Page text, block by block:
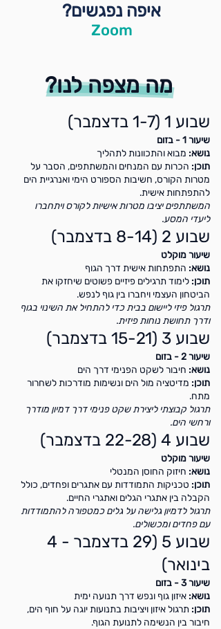
איפה נפגשים?
Zoom
מה מצפה לנו?
שבוע 1 (1-7 בדצמבר)
שיעור 1 - בזום
נושא: מבוא והתכוונות לתהליך
תוכן: הכרות עם המנחים והמשתתפים, הסבר על
מטרות הקורס, חשיבות הספורט הימי ואנרגיית הים
להתפתחות אישית.
המשתתפים יציבו מטרות אישיות לקורס ויתחברו
ליעדי המסע.
שבוע 2 (8-14 בדצמבר)
שיעור מוקלט
נושא: התפתחות אישית דרך הגוף
תוכן: לימוד תרגילים פיזיים פשוטים שיחזקו את
הביטחון העצמי ויחברו בין גוף לנפש.
תרגול פיזי ליישום בבית כדי להתחיל את השינוי בגוף
ודרך תחושת נוחות פיזית.
שבוע 3 (15-21 בדצמבר)
שיעור 2 - בזום
נושא: חיבור לשקט הפנימי דרך הים
תוכן: מדיטציה מול הים ונשימות מודרכות לשחרור
מתח.
תרגול קבוצתי ליצירת שקט פנימי דרך דמיון מודרך
ורחשי הים.
שבוע 4 (22-28 בדצמבר)
שיעור מוקלט
נושא: חיזוק החוסן המנטלי
תוכן: טכניקות התמודדות עם אתגרים ופחדים, כולל
הקבלה בין אתגרי הגלים ואתגרי החיים.
תרגול לדמיון גלישה על גלים כמטפורה להתמודדות
עם פחדים ומכשולים.
שבוע 5 (29 בדצמבר - 4
בינואר)
שיעור 3 - בזום
נושא: איזון גוף ונפש דרך תנועה ימית
תוכן: תרגול איזון ויציבות בתנועות יוגה על חוף הים,
חיבור בין הנשימה לתנועת הגוף.